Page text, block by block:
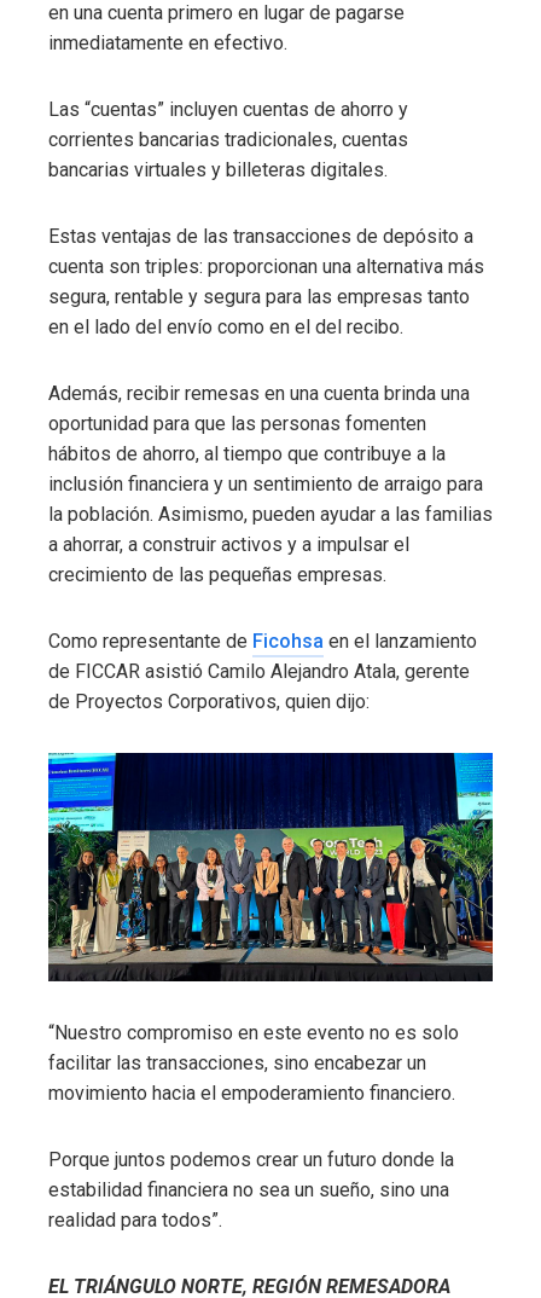
en una cuenta primero en lugar de pagarse
inmediatamente en efectivo.
Las “cuentas” incluyen cuentas de ahorro y
corrientes bancarias tradicionales, cuentas
bancarias virtuales y billeteras digitales.
Estas ventajas de las transacciones de depósito a
cuenta son triples: proporcionan una alternativa más
segura, rentable y segura para las empresas tanto
en el lado del envío como en el del recibo.
Además, recibir remesas en una cuenta brinda una
oportunidad para que las personas fomenten
hábitos de ahorro, al tiempo que contribuye a la
inclusión financiera y un sentimiento de arraigo para
la población. Asimismo, pueden ayudar a las familias
a ahorrar, a construir activos y a impulsar el
crecimiento de las pequeñas empresas.
Como representante de Ficohsa en el lanzamiento
de FICCAR asistió Camilo Alejandro Atala, gerente
de Proyectos Corporativos, quien dijo:
“Nuestro compromiso en este evento no es solo
facilitar las transacciones, sino encabezar un
movimiento hacia el empoderamiento financiero.
Porque juntos podemos crear un futuro donde la
estabilidad financiera no sea un sueño, sino una
realidad para todos”.
EL TRIÁNGULO NORTE, REGIÓN REMESADORA